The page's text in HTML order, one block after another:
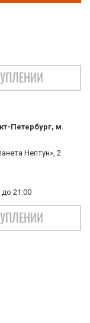
Петербург, м.
Нептун», 2
21:00